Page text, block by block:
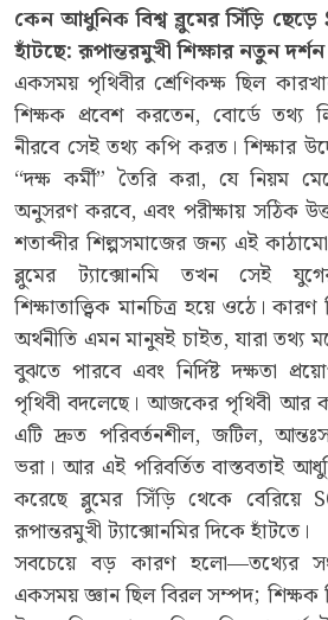
কেন আধুনিক বিশ্ব ব্লুমের সিঁড়ি ছেড়ে
হাঁটছে: রূপান্তরমুখী শিক্ষার নতুন দর্শন
একসময় পৃথিবীর শ্রেণিকক্ষ ছিল
শিক্ষক প্রবেশ করতেন, বোর্ডে তথ্য
নীরবে সেই তথ্য কপি করত। শিক্ষার
“দক্ষ কর্মী” তৈরি করা, যে নিয়ম
অনুসরণ করবে, এবং পরীক্ষায় সঠিক
শতাব্দীর শিল্পসমাজের জন্য এই
ব্লুমের ট্যাক্সোনমি তখন সেই
শিক্ষাতাত্ত্বিক মানচিত্র হয়ে ওঠে। কারণ
অর্থনীতি এমন মানুষই চাইত, যারা তথ্য
বুঝতে পারবে এবং নির্দিষ্ট দক্ষতা
পৃথিবী বদলেছে। আজকের পৃথিবী আর
এটি দ্রুত পরিবর্তনশীল, জটিল,
ভরা। আর এই পরিবর্তিত বাস্তবতাই
করেছে ব্লুমের সিঁড়ি থেকে বেরিয়ে
রূপান্তরমুখী ট্যাক্সোনমির দিকে হাঁটতে।
সবচেয়ে বড় কারণ হলো—তথ্যের
একসময় জ্ঞান ছিল বিরল সম্পদ; শিক্ষক